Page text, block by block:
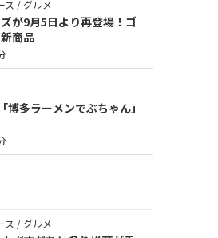
ス / グルメ
が9月5日より再登場！ゴ
商品
多ラーメンでぶちゃん」
ス / グルメ